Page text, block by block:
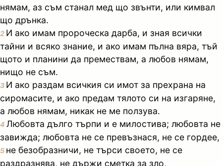
нямам, аз съм станал мед що звънти, или кимвал
що дрънка.
2 И ако имам пророческа дарба, и зная всички
тайни и всяко знание, и ако имам пълна вяра, тъй
щото и планини да премествам, а любов нямам,
нищо не съм.
3 И ако раздам всичкия си имот за прехрана на
сиромасите, и ако предам тялото си на изгаряне,
а любов нямам, никак не ме ползува.
4 Любовта дълго търпи и е милостива; любовта не
завижда; любовта не се превъзнася, не се гордее,
5 не безобразничи, не търси своето, не се
раздразнява, не държи сметка за зло,